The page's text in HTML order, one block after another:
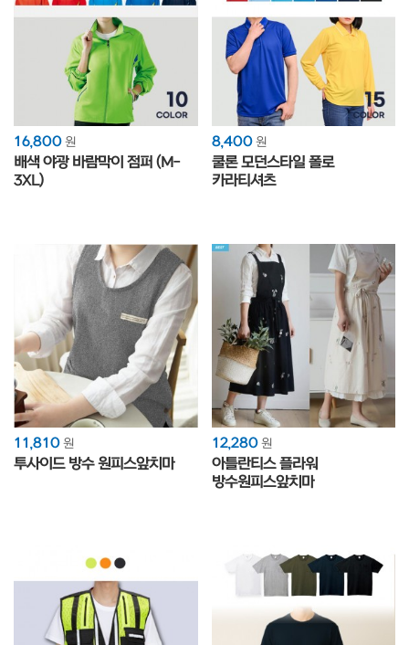
16,800 원
배색 야광 바람막이 점퍼 (M-
3XL)
8,400 원
쿨론 모던스타일 폴로
카라티셔츠
11,810 원
투사이드 방수 원피스앞치마
12,280 원
아틀란티스 플라워
방수원피스앞치마